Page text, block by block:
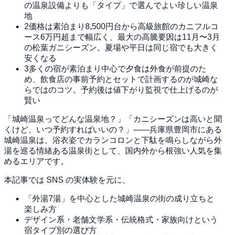
の温泉設備よりも「タイプ」で選んでよい珍しい温泉
地
2価格は素泊まり8,500円台から高級旅館のカニフルコ
ース6万円超まで幅広く、最大の高騰要因は11月〜3月
の松葉ガニシーズン。夏場や平日は同じ宿でも大きく
安くなる
3多くの宿が素泊まり中心で夕食は外食が前提のた
め、飲食店の事前予約とセットで計画するのが城崎な
らではのコツ。予約後は値下がり監視で仕上げるのが
賢い
「城崎温泉ってどんな温泉地？」「カニシーズンは高いと聞
くけど、いつ予約すればいいの？」——兵庫県豊岡市にある
城崎温泉は、浴衣姿でカランコロンと下駄を鳴らしながら外
湯を巡る情緒ある温泉街として、国内外から根強い人気を集
めるエリアです。
本記事では SNS の実体験を元に、
「外湯7湯」を中心とした城崎温泉の街の成り立ちと
楽しみ方
デザイン系・老舗文学系・伝統格式・家族向けという
宿タイプ別の選び方